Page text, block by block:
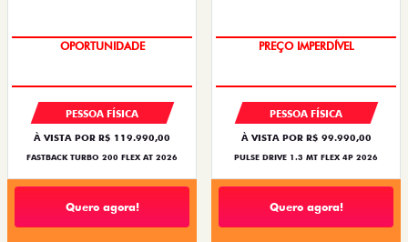
OPORTUNIDADE
PESSOA FÍSICA
À VISTA POR R$ 119.990,00
FASTBACK TURBO 200 FLEX AT 2026
Quero agora!
PREÇO IMPERDÍVEL
PESSOA FÍSICA
À VISTA POR R$ 99.990,00
PULSE DRIVE 1.3 MT FLEX 4P 2026
Quero agora!